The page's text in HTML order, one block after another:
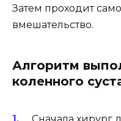
Затем проходит
вмешательство.
Алгоритм
коленного